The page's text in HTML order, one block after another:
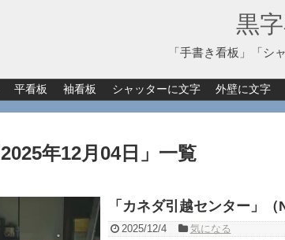
黒
「手書き看板」「シ
平看板 袖看板 シャッターに文字 外壁に文字
2025年12月04日 」 一覧
「カネダ引越センター」（
2025/12/4 気になる